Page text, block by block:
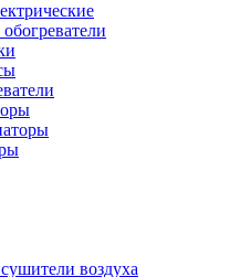
воздуха